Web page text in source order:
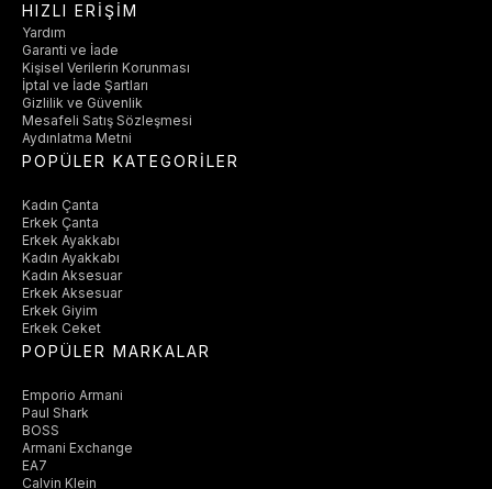
HIZLI ERİŞİM
Yardım
Garanti ve İade
Kişisel Verilerin Korunması
İptal ve İade Şartları
Gizlilik ve Güvenlik
Mesafeli Satış Sözleşmesi
Aydınlatma Metni
POPÜLER KATEGORİLER
Kadın Çanta
Erkek Çanta
Erkek Ayakkabı
Kadın Ayakkabı
Kadın Aksesuar
Erkek Aksesuar
Erkek Giyim
Erkek Ceket
POPÜLER MARKALAR
Emporio Armani
Paul Shark
BOSS
Armani Exchange
EA7
Calvin Klein